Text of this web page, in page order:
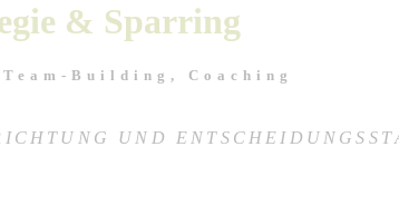
& Sparring
Building, Coaching
UND